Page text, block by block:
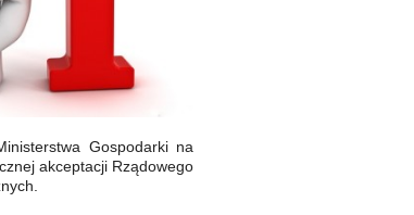
Gospodarki na
akceptacji Rządowego